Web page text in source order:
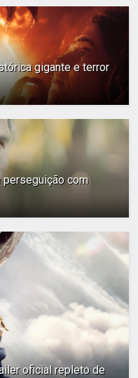
gigante e terror
perseguição com
oficial repleto de